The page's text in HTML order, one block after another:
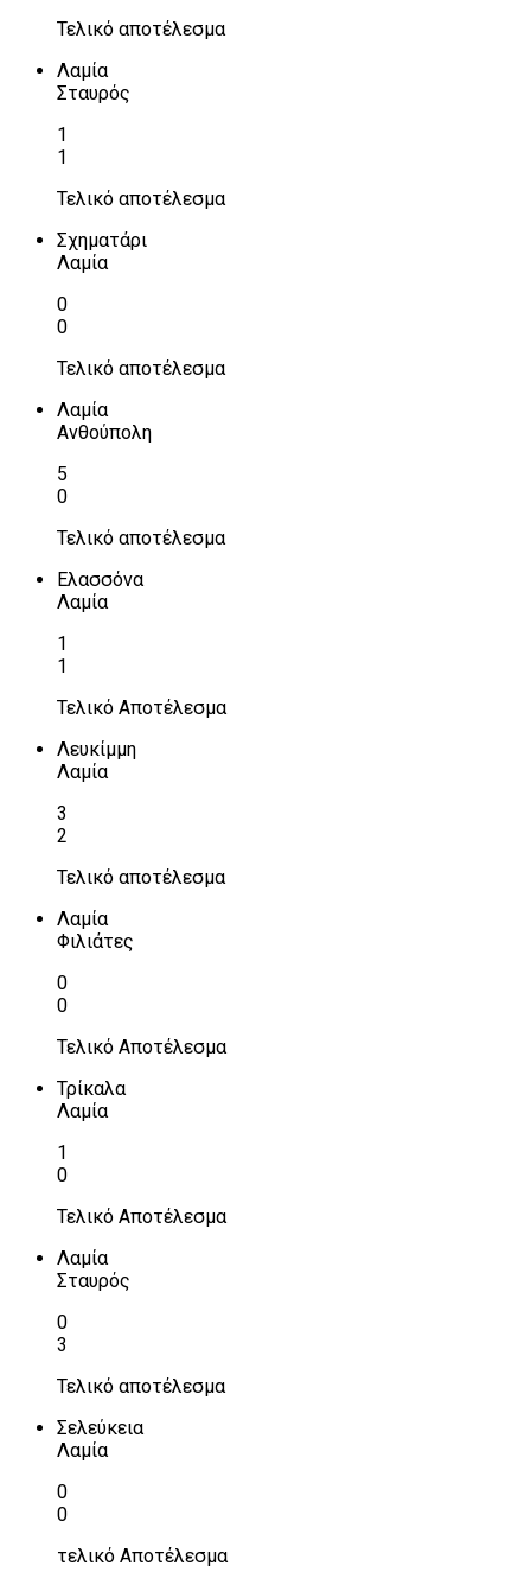
Τελικό αποτέλεσμα
Λαμία
Σταυρός
1
1
Τελικό αποτέλεσμα
Σχηματάρι
Λαμία
0
0
Τελικό αποτέλεσμα
Λαμία
Ανθούπολη
5
0
Τελικό αποτέλεσμα
Ελασσόνα
Λαμία
1
1
Τελικό Αποτέλεσμα
Λευκίμμη
Λαμία
3
2
Τελικό αποτέλεσμα
Λαμία
Φιλιάτες
0
0
Τελικό Αποτέλεσμα
Τρίκαλα
Λαμία
1
0
Τελικό Αποτέλεσμα
Λαμία
Σταυρός
0
3
Τελικό αποτέλεσμα
Σελεύκεια
Λαμία
0
0
τελικό Αποτέλεσμα